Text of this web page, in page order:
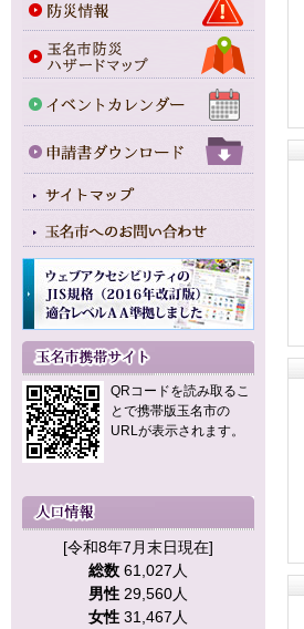
QRコードを読み取るこ
とで携帯版玉名市の
URLが表示されます。
[令和8年7月末日現在]
総数 61,027人
男性 29,560人
女性 31,467人